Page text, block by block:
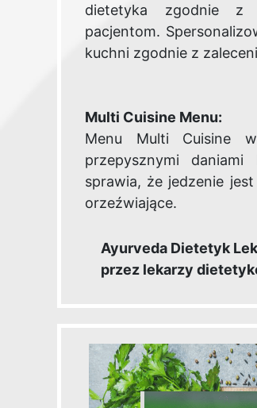
dietetyka zgodnie z
pacjentom.
kuchni zgodnie z
Multi Cuisine Menu:
Menu Multi Cuisine w
przepysznymi
sprawia, że jedzenie
orzeźwiające.
Ayurveda Dietetyk
przez lekarzy